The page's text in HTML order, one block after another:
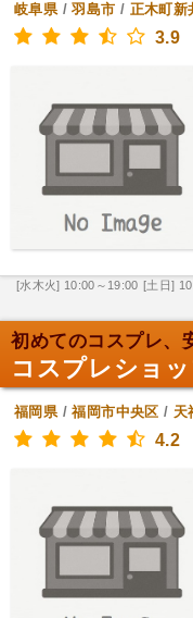
岐阜県/羽島市 / 正木町新
3.9
[水木火] 10:00～19:00 [土日]
初めてのコスプレ、
コスプレショ
福岡県/福岡市中央区 / 天
4.2